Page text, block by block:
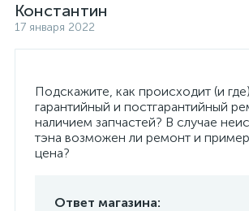
Константин
17 января 2022
Подскажите, как происходит (и где)
гарантийный и постгарантийный
наличием запчастей? В случае
тэна возможен ли ремонт и
цена?
Ответ магазина: